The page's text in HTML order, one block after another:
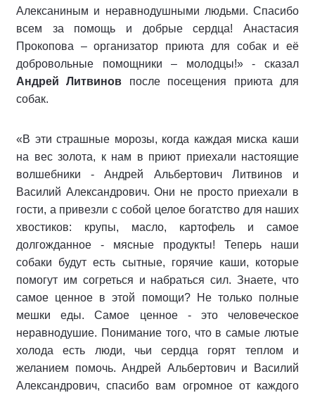
Алексаниным и неравнодушными людьми. Спасибо
всем за помощь и добрые сердца! Анастасия
Прокопова – организатор приюта для собак и её
добровольные помощники – молодцы!» - сказал
Андрей Литвинов после посещения приюта для
собак.
«В эти страшные морозы, когда каждая миска каши
на вес золота, к нам в приют приехали настоящие
волшебники - Андрей Альбертович Литвинов и
Василий Александрович. Они не просто приехали в
гости, а привезли с собой целое богатство для наших
хвостиков: крупы, масло, картофель и самое
долгожданное - мясные продукты! Теперь наши
собаки будут есть сытные, горячие каши, которые
помогут им согреться и набраться сил. Знаете, что
самое ценное в этой помощи? Не только полные
мешки еды. Самое ценное - это человеческое
неравнодушие. Понимание того, что в самые лютые
холода есть люди, чьи сердца горят теплом и
желанием помочь. Андрей Альбертович и Василий
Александрович, спасибо вам огромное от каждого